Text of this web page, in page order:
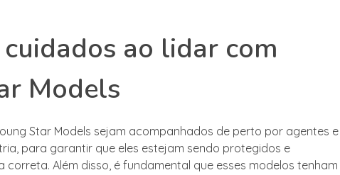
ao lidar com
Models
Star Models sejam acompanhados de perto por agentes e
para garantir que eles estejam sendo protegidos e
correta. Além disso, é fundamental que esses modelos tenham